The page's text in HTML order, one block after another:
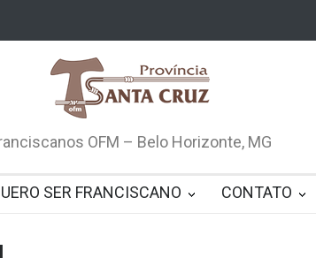
OFM – Belo Horizonte, MG
SER FRANCISCANO CONTATO